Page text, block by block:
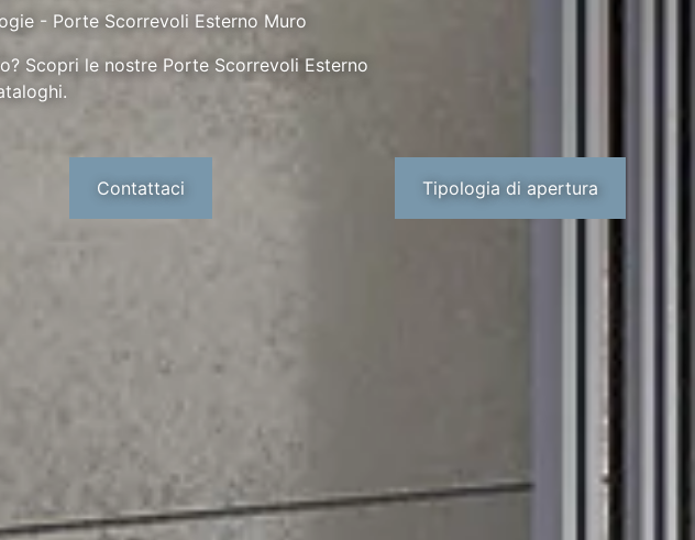
- Porte Scorrevoli Esterno Muro
Scopri le nostre Porte Scorrevoli Esterno
Contattaci Tipologia di apertura